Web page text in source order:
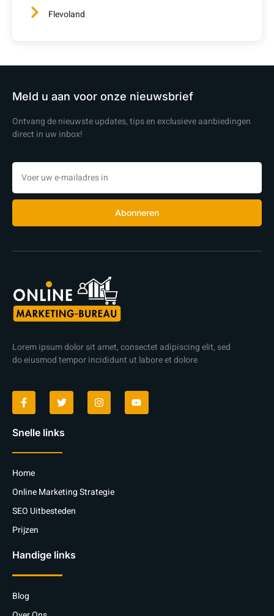
Flevoland
Meld u aan voor onze nieuwsbrief
Ontvang de nieuwste updates, tips en exclusieve aanbiedingen
direct in uw inbox!
Abonneren
Lorem ipsum dolor sit amet, consectet adipiscing elit, sed
do eiusmod tempor incididunt ut labore et dolore
Snelle links
Home
Online Marketing Strategie
SEO Uitbesteden
Prijzen
Handige links
Blog